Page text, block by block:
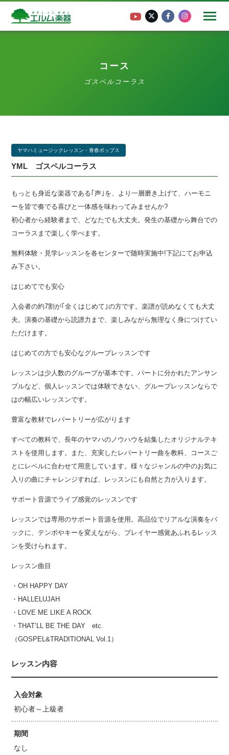
コース
ゴスペルコーラス
ヤマハミュージックレッスン・青春ポップス
YML ゴスペルコーラス
もっとも身近な楽器である｢声｣を、より一層磨き上げて、ハーモニ
ーを皆で奏でる喜びと一体感を味わってみませんか?
初心者から経験者まで、どなたでも大丈夫。発生の基礎から舞台での
コーラスまで楽しく学べます。
無料体験・見学レッスンを各センターで随時実施中!下記にてお申込
み下さい。
はじめてでも安心
入会者の約7割が｢全くはじめて｣の方です。楽譜が読めなくても大丈
夫。演奏の基礎から読譜力まで、楽しみながら無理なく身につけてい
ただけます。
はじめての方でも安心なグループレッスンです
レッスンは少人数のグループが基本です。パートに分かれたアンサン
ブルなど、個人レッスンでは体験できない、グループレッスンならで
はの幅広いレッスンです。
豊富な教材でレパートリーが広がります
すべての教科で、長年のヤマハのノウハウを結集したオリジナルテキ
ストを使用します。また、充実したレパートリー曲を教科、コースご
とにレベルに合わせて用意しています。様々なジャンルの中のお気に
入りの曲にチャレンジすれば、レッスンにも自然と力が入ります。
サポート音源でライブ感覚のレッスンです
レッスンでは専用のサポート音源を使用。高品位でリアルな演奏をバ
ックに、テンポやキーを変えながら、プレイヤー感覚あふれるレッス
ンを受けられます。
レッスン曲目
・OH HAPPY DAY
・HALLELUJAH
・LOVE ME LIKE A ROCK
・THAT’LL BE THE DAY etc.
（GOSPEL&TRADITIONAL Vol.1）
レッスン内容
入会対象
初心者～上級者
期間
なし